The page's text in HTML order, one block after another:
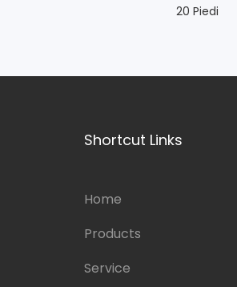
20 Piedi
Shortcut Links
Home
Products
Service